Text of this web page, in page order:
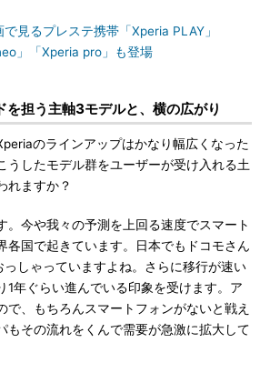
見るプレステ携帯「Xperia PLAY」
」「Xperia pro」も登場
担う主軸3モデルと、横の広がり
のラインアップはかなり幅広くなった
うしたモデル群をユーザーが受け入れる土
れますか？
今や我々の予測を上回る速度でスマート
各国で起きています。日本でもドコモさん
っしゃっていますよね。さらに移行が速い
1年ぐらい進んでいる印象を受けます。ア
で、もちろんスマートフォンがないと戦え
もその流れをくんで需要が急激に拡大して